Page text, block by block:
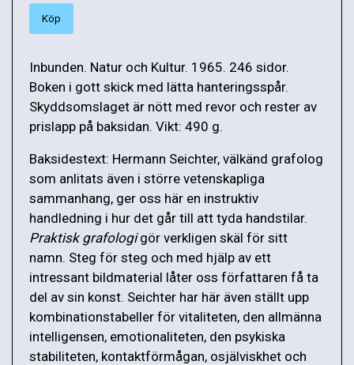
Köp
Inbunden. Natur och Kultur. 1965. 246 sidor.
Boken i gott skick med lätta hanteringsspår.
Skyddsomslaget är nött med revor och rester av
prislapp på baksidan. Vikt: 490 g.
Baksidestext: Hermann Seichter, välkänd grafolog
som anlitats även i större vetenskapliga
sammanhang, ger oss här en instruktiv
handledning i hur det går till att tyda handstilar.
Praktisk grafologigör verkligen skäl för sitt
namn. Steg för steg och med hjälp av ett
intressant bildmaterial låter oss författaren få ta
del av sin konst. Seichter har här även ställt upp
kombinationstabeller för vitaliteten, den allmänna
intelligensen, emotionaliteten, den psykiska
stabiliteten, kontaktförmågan, osjälviskhet och